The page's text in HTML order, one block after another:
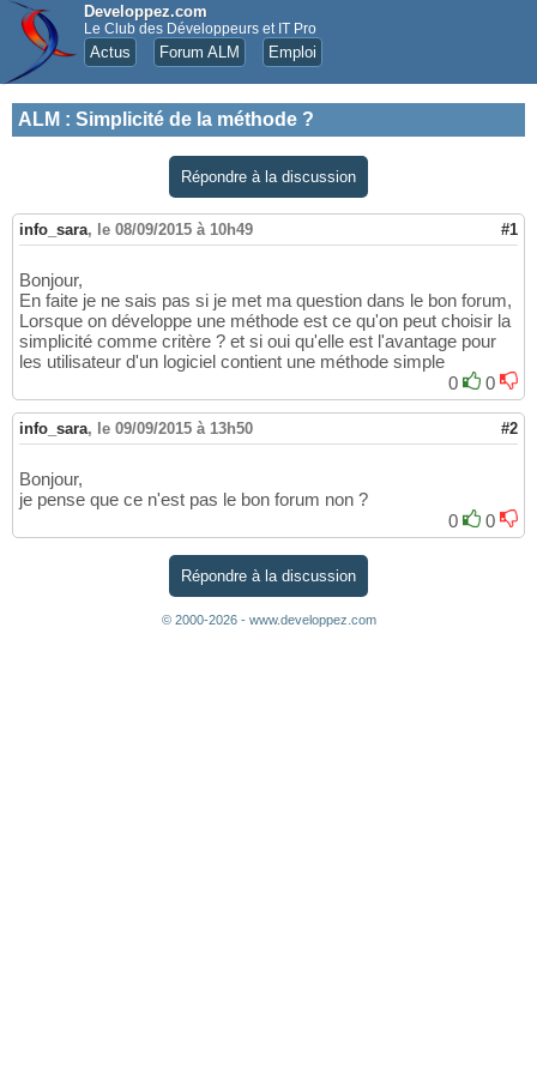
Developpez.com
Le Club des Développeurs et IT Pro
Actus Forum ALM Emploi
ALM : Simplicité de la méthode ?
Répondre à la discussion
info_sara, le 08/09/2015 à 10h49 #1
Bonjour,
En faite je ne sais pas si je met ma question dans le bon forum,
Lorsque on développe une méthode est ce qu'on peut choisir la
simplicité comme critère ? et si oui qu'elle est l'avantage pour
les utilisateur d'un logiciel contient une méthode simple
0
0
info_sara, le 09/09/2015 à 13h50 #2
Bonjour,
je pense que ce n'est pas le bon forum non ?
0
0
Répondre à la discussion
© 2000-2026 - www.developpez.com